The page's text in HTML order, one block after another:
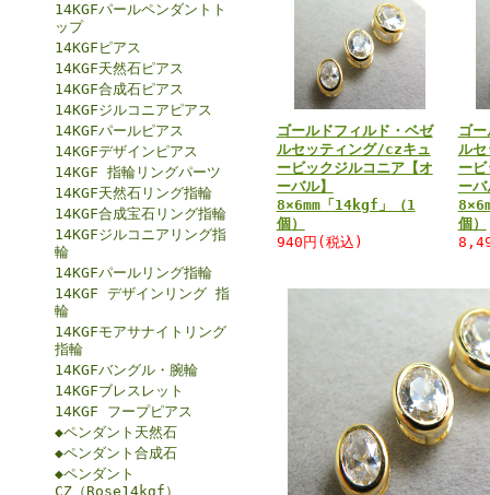
14KGFパールペンダントト
ップ
14KGFピアス
14KGF天然石ピアス
14KGF合成石ピアス
14KGFジルコニアピアス
14KGFパールピアス
14KGFデザインピアス
14KGF 指輪リングパーツ
14KGF天然石リング指輪
14KGF合成宝石リング指輪
14KGFジルコニアリング指
輪
14KGFパールリング指輪
14KGF デザインリング 指
輪
14KGFモアサナイトリング
指輪
14KGFバングル・腕輪
14KGFブレスレット
14KGF フープピアス
◆ペンダント天然石
◆ペンダント合成石
◆ペンダント
CZ（Rose14kgf）
ゴールドフィルド・ベゼ
ルセッティング/czキュ
ービックジルコニア【オ
ーバル】
8×6mm「14kgf」（1
個）
940円(税込)
ゴ
ル
ー
ーバ
個）